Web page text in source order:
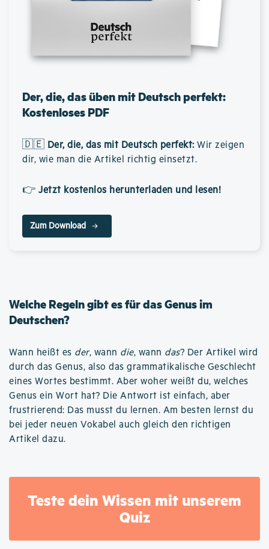
Der, die, das üben mit Deutsch perfekt:
Kostenloses PDF
🇩🇪 Der, die, das mit Deutsch perfekt: Wir zeigen
dir, wie man die Artikel richtig einsetzt.
👉 Jetzt kostenlos herunterladen und lesen!
Zum Download
Welche Regeln gibt es für das Genus im
Deutschen?
Wann heißt es der, wann die, wann das? Der Artikel wird
durch das Genus, also das grammatikalische Geschlecht
eines Wortes bestimmt. Aber woher weißt du, welches
Genus ein Wort hat? Die Antwort ist einfach, aber
frustrierend: Das musst du lernen. Am besten lernst du
bei jeder neuen Vokabel auch gleich den richtigen
Artikel dazu.
Teste dein Wissen mit unserem
Quiz